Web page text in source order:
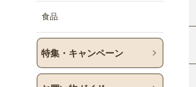
食品
特集・キャンペーン